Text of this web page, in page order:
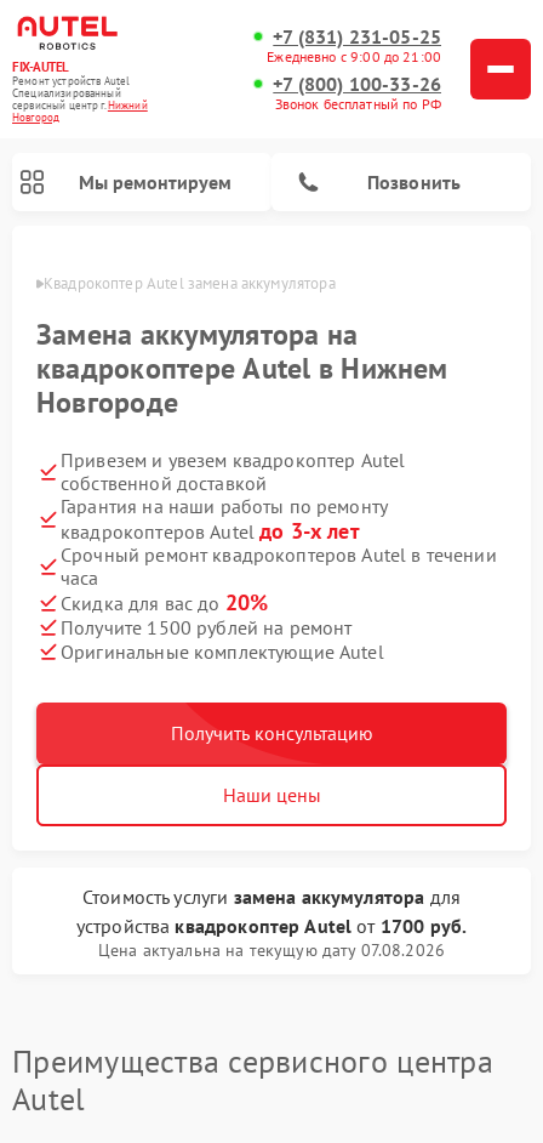
FIX-AUTEL
Ремонт устройств Autel
Специализированный
cервисный центр г.Нижний
Новгород
+7 (831) 231-05-25
Ежедневно с 9:00 до 21:00
+7 (800) 100-33-26
Звонок бесплатный по РФ
Мы ремонтируем Позвонить
Квадрокоптер Autel замена аккумулятора
Замена аккумулятора на
квадрокоптере Autel в Нижнем
Новгороде
Привезем и увезем квадрокоптер Autel
собственной доставкой
Гарантия на наши работы по ремонту
квадрокоптеров Autelдо 3-х лет
Срочный ремонт квадрокоптеров Autel в течении
часа
Скидка для вас до 20%
Получите 1500 рублей на ремонт
Оригинальные комплектующие Autel
Получить консультацию
Наши цены
Стоимость услуги замена аккумулятора для
устройства квадрокоптер Autel от 1700 руб.
Цена актуальна на текущую дату 07.08.2026
Преимущества сервисного центра
Autel